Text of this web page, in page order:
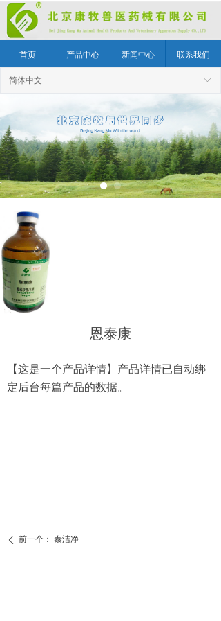
首页 产品中心 新闻中心 联系我们
ꀅ
简体中文
恩泰康
【这是一个产品详情】产品详情已自动绑
定后台每篇产品的数据。
ꄴ 前一个： 泰洁净